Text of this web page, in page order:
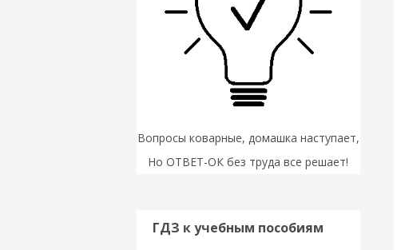
Вопросы коварные, домашка наступает,
Но ОТВЕТ-ОК без труда все решает!
ГДЗ к учебным пособиям